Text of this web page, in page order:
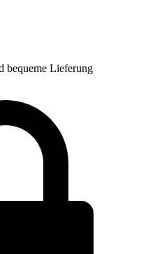
bequeme Lieferung